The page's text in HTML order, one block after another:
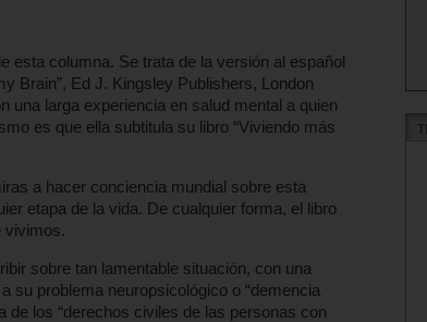
esta columna. Se trata de la versión al español
Brain”, Ed J. Kingsley Publishers, London
una larga experiencia en salud mental a quien
es que ella subtitula su libro “Viviendo más
a hacer conciencia mundial sobre esta
etapa de la vida. De cualquier forma, el libro
vivimos.
sobre tan lamentable situación, con una
su problema neuropsicológico o “demencia
de los “derechos civiles de las personas con